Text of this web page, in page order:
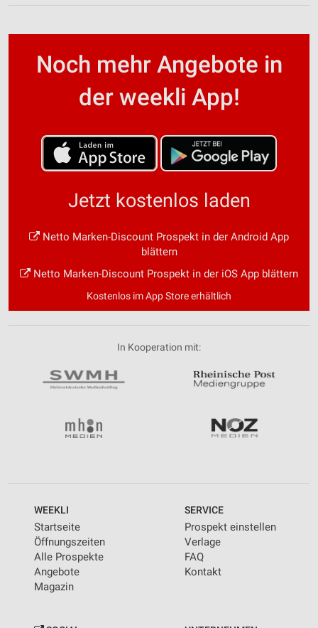
Noch mehr Angebote in
der weekli App!
Jetzt kostenlos laden
Netto Marken-Discount Prospekt in der Android App
blättern
Netto Marken-Discount Prospekt in der iOS App blättern
Kostenlos im App Store erhältlich
In Kooperation mit:
WEEKLI
Startseite
Öffnungszeiten
Alle Prospekte
Angebote
Magazin
SERVICE
Prospekt einstellen
Verlage
FAQ
Kontakt